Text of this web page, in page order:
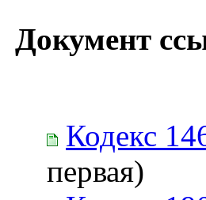
Документ
Кодекс
первая)